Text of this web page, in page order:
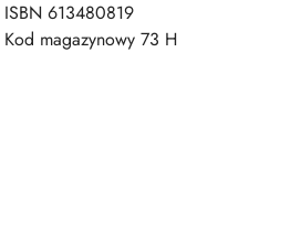
ISBN 613480819
Kod magazynowy 73 H